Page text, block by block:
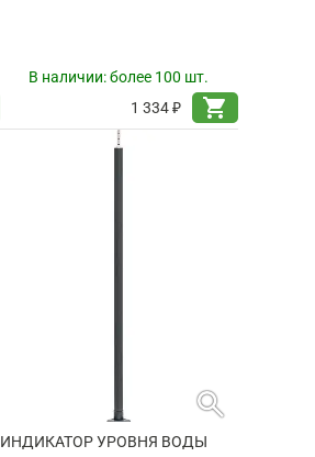
В наличии:более 100 шт.
1 334 ₽
shopping_cart
search
ИНДИКАТОР УРОВНЯ ВОДЫ